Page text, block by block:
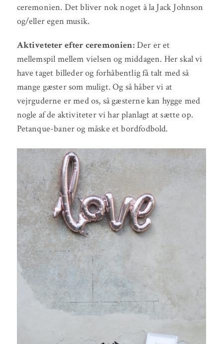
ceremonien. Det bliver nok noget à la Jack Johnson
og/eller egen musik.
Aktiveteter efter ceremonien: Der er et
mellemspil mellem vielsen og middagen. Her skal vi
have taget billeder og forhåbentlig få talt med så
mange gæster som muligt. Og så håber vi at
vejrguderne er med os, så gæsterne kan hygge med
nogle af de aktiviteter vi har planlagt at sætte op.
Petanque-baner og måske et bordfodbold.